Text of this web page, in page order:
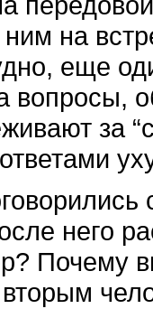
на
еще
вопросы,
за
него
Почему